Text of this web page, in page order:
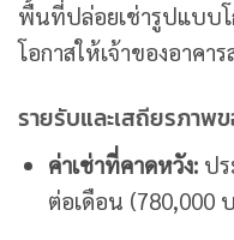
พื้นที่ปล่อยเช่ารูปแบบโ
โอกาสให้เจ้าของอาคา
รายรับและเสถียรภา
ค่าเช่าที่คาดหวัง:ปร
ต่อเดือน (780,000